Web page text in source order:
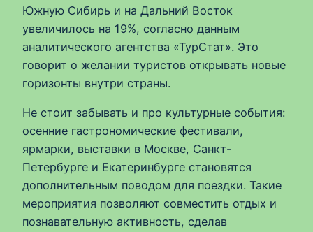
Южную Сибирь и на Дальний Восток
увеличилось на 19%, согласно данным
аналитического агентства «ТурСтат». Это
говорит о желании туристов открывать новые
горизонты внутри страны.
Не стоит забывать и про культурные события:
осенние гастрономические фестивали,
ярмарки, выставки в Москве, Санкт-
Петербурге и Екатеринбурге становятся
дополнительным поводом для поездки. Такие
мероприятия позволяют совместить отдых и
познавательную активность, сделав